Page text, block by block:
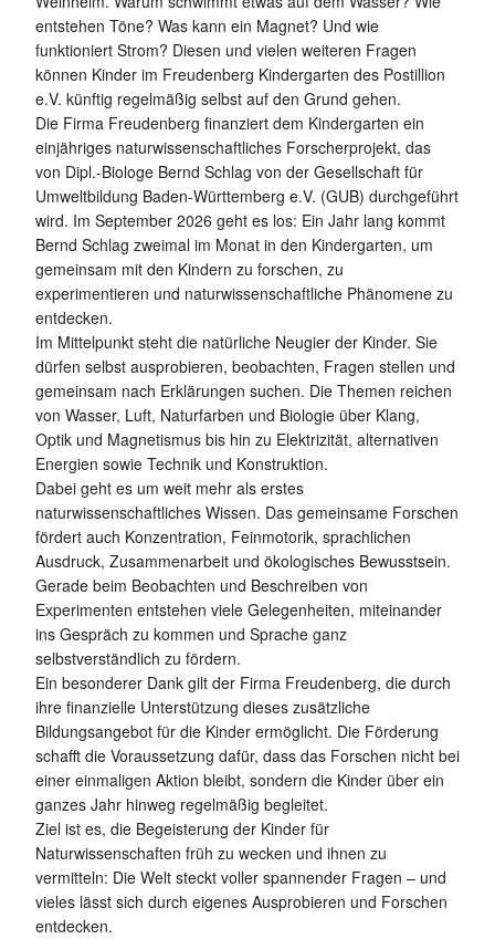
entstehen Töne? Was kann ein Magnet? Und wie
funktioniert Strom? Diesen und vielen weiteren Fragen
können Kinder im Freudenberg Kindergarten des Postillion
e.V. künftig regelmäßig selbst auf den Grund gehen.
Die Firma Freudenberg finanziert dem Kindergarten ein
einjähriges naturwissenschaftliches Forscherprojekt, das
von Dipl.-Biologe Bernd Schlag von der Gesellschaft für
Umweltbildung Baden-Württemberg e.V. (GUB) durchgeführt
wird. Im September 2026 geht es los: Ein Jahr lang kommt
Bernd Schlag zweimal im Monat in den Kindergarten, um
gemeinsam mit den Kindern zu forschen, zu
experimentieren und naturwissenschaftliche Phänomene zu
entdecken.
Im Mittelpunkt steht die natürliche Neugier der Kinder. Sie
dürfen selbst ausprobieren, beobachten, Fragen stellen und
gemeinsam nach Erklärungen suchen. Die Themen reichen
von Wasser, Luft, Naturfarben und Biologie über Klang,
Optik und Magnetismus bis hin zu Elektrizität, alternativen
Energien sowie Technik und Konstruktion.
Dabei geht es um weit mehr als erstes
naturwissenschaftliches Wissen. Das gemeinsame Forschen
fördert auch Konzentration, Feinmotorik, sprachlichen
Ausdruck, Zusammenarbeit und ökologisches Bewusstsein.
Gerade beim Beobachten und Beschreiben von
Experimenten entstehen viele Gelegenheiten, miteinander
ins Gespräch zu kommen und Sprache ganz
selbstverständlich zu fördern.
Ein besonderer Dank gilt der Firma Freudenberg, die durch
ihre finanzielle Unterstützung dieses zusätzliche
Bildungsangebot für die Kinder ermöglicht. Die Förderung
schafft die Voraussetzung dafür, dass das Forschen nicht bei
einer einmaligen Aktion bleibt, sondern die Kinder über ein
ganzes Jahr hinweg regelmäßig begleitet.
Ziel ist es, die Begeisterung der Kinder für
Naturwissenschaften früh zu wecken und ihnen zu
vermitteln: Die Welt steckt voller spannender Fragen – und
vieles lässt sich durch eigenes Ausprobieren und Forschen
entdecken.